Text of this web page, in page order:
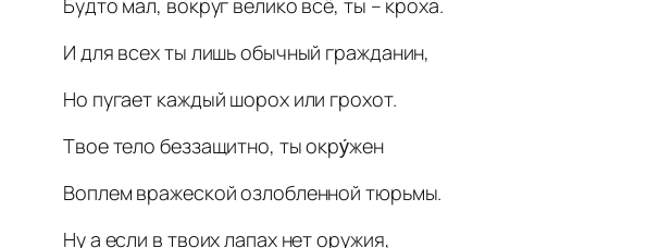
И для всех ты лишь обычный гражданин,
Но пугает каждый шорох или грохот.
Твое тело беззащитно, ты окру́жен
Воплем вражеской озлобленной тюрьмы.
Ну а если в твоих лапах нет оружия,